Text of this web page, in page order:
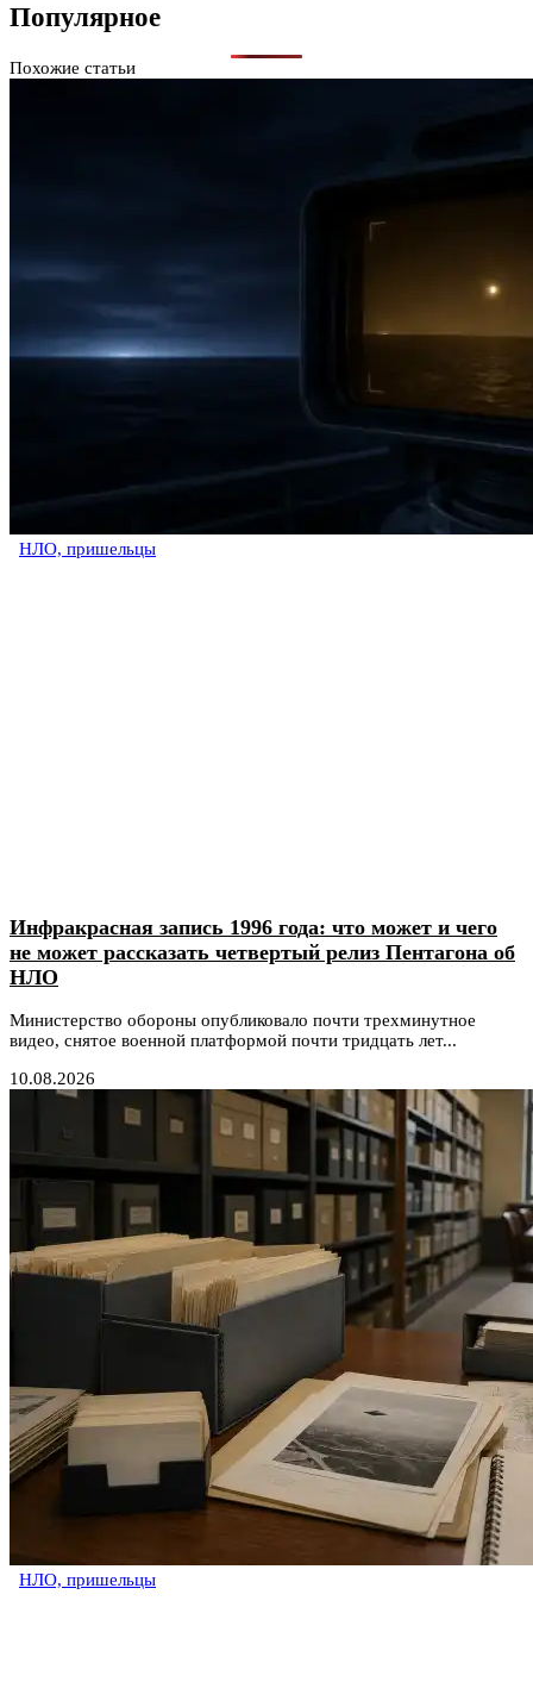
Популярное
Похожие статьи
НЛО, пришельцы
Инфракрасная запись 1996 года: что может и чего
не может рассказать четвертый релиз Пентагона об
НЛО
Министерство обороны опубликовало почти трехминутное
видео, снятое военной платформой почти тридцать лет...
10.08.2026
НЛО, пришельцы